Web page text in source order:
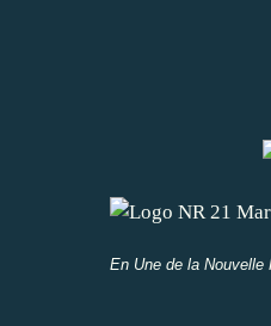
En Une de la Nouvelle